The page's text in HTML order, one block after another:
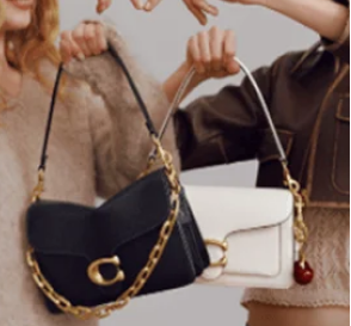
4.8 Étoiles
Pour plus d’informations sur la
Oui
Sac à dos cuir
Sac de qualité. Taille moyenne.